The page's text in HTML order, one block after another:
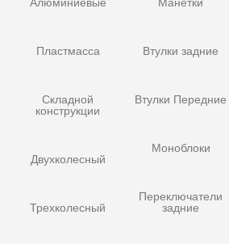
Пластмасса
Складной
конструкции
Двухколесный
Трехколесный
Втулки задние
Втулки Передние
Моноблоки
Переключатели
задние